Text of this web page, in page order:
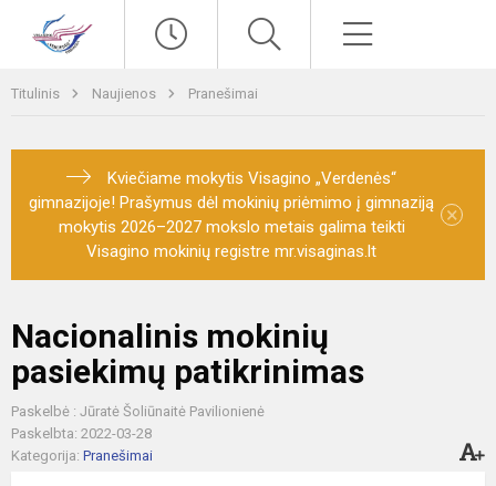
Titulinis Naujienos Pranešimai
Kviečiame mokytis Visagino „Verdenės“
gimnazijoje! Prašymus dėl mokinių priėmimo į gimnaziją
mokytis 2026–2027 mokslo metais galima teikti
Visagino mokinių registre mr.visaginas.lt
×
Nacionalinis mokinių
pasiekimų patikrinimas
Paskelbė : Jūratė Šoliūnaitė Pavilionienė
Paskelbta: 2022-03-28
Kategorija: Pranešimai